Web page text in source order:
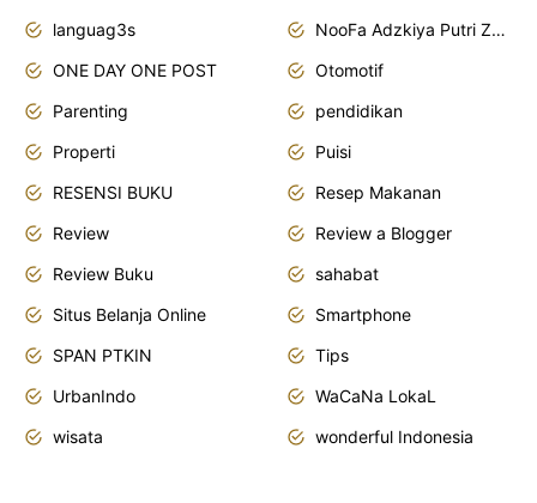
languag3s
NooFa Adzkiya Putri Zain
ONE DAY ONE POST
Otomotif
Parenting
pendidikan
Properti
Puisi
RESENSI BUKU
Resep Makanan
Review
Review a Blogger
Review Buku
sahabat
Situs Belanja Online
Smartphone
SPAN PTKIN
Tips
UrbanIndo
WaCaNa LokaL
wisata
wonderful Indonesia